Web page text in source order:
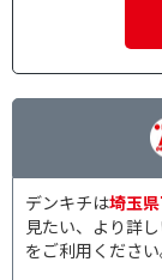
デンキチは埼玉
見たい、より詳
をご利用ください